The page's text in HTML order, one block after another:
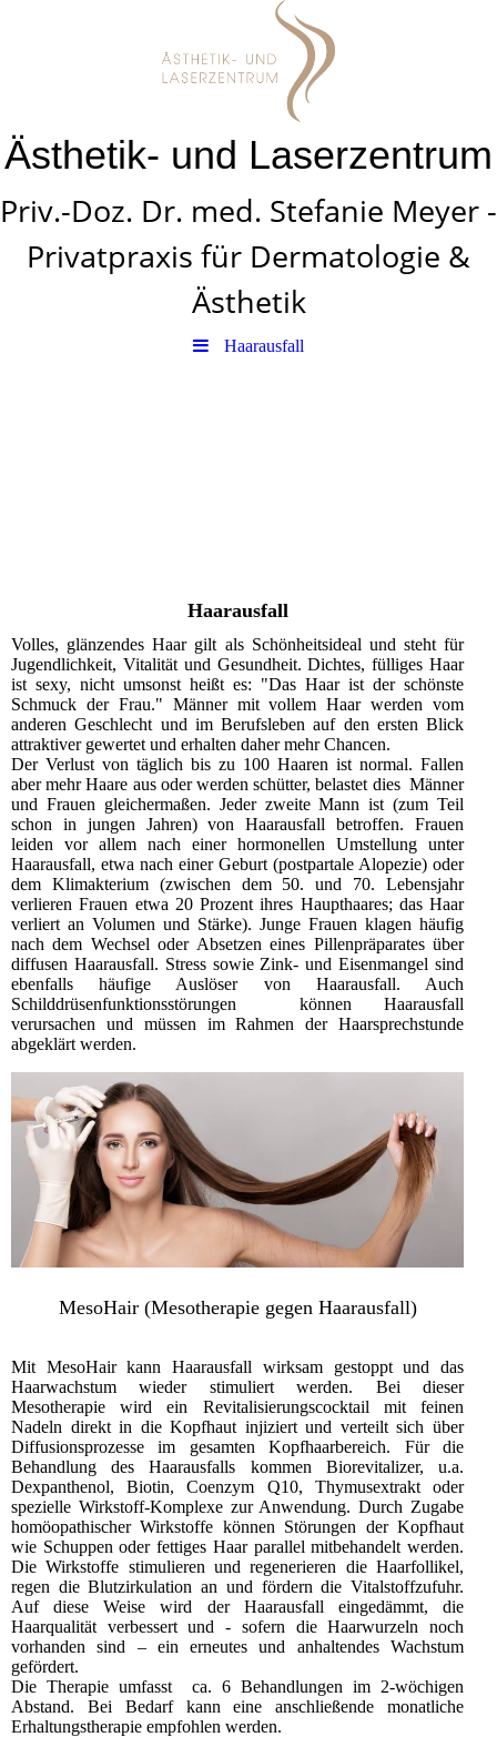
Ästhetik- und Laserzentrum
Priv.-Doz. Dr. med. Stefanie Meyer -
Privatpraxis für Dermatologie &
Ästhetik
Haarausfall
Haarausfall
Volles, glänzendes Haar gilt als Schönheitsideal und steht für
Jugendlichkeit, Vitalität und Gesundheit. Dichtes, fülliges Haar
ist sexy, nicht umsonst heißt es: "Das Haar ist der schönste
Schmuck der Frau." Männer mit vollem Haar werden vom
anderen Geschlecht und im Berufsleben auf den ersten Blick
attraktiver gewertet und erhalten daher mehr Chancen.
Der Verlust von täglich bis zu 100 Haaren ist normal. Fallen
aber mehr Haare aus oder werden schütter, belastet dies Männer
und Frauen gleichermaßen. Jeder zweite Mann ist (zum Teil
schon in jungen Jahren) von Haarausfall betroffen. Frauen
leiden vor allem nach einer hormonellen Umstellung unter
Haarausfall, etwa nach einer Geburt (postpartale Alopezie) oder
dem Klimakterium (zwischen dem 50. und 70. Lebensjahr
verlieren Frauen etwa 20 Prozent ihres Haupthaares; das Haar
verliert an Volumen und Stärke). Junge Frauen klagen häufig
nach dem Wechsel oder Absetzen eines Pillenpräparates über
diffusen Haarausfall. Stress sowie Zink- und Eisenmangel sind
ebenfalls häufige Auslöser von Haarausfall. Auch
Schilddrüsenfunktionsstörungen können Haarausfall
verursachen und müssen im Rahmen der Haarsprechstunde
abgeklärt werden.
MesoHair (Mesotherapie gegen Haarausfall)
Mit MesoHair kann Haarausfall wirksam gestoppt und das
Haarwachstum wieder stimuliert werden. Bei dieser
Mesotherapie wird ein Revitalisierungscocktail mit feinen
Nadeln direkt in die Kopfhaut injiziert und verteilt sich über
Diffusionsprozesse im gesamten Kopfhaarbereich. Für die
Behandlung des Haarausfalls kommen Biorevitalizer, u.a.
Dexpanthenol, Biotin, Coenzym Q10, Thymusextrakt oder
spezielle Wirkstoff-Komplexe zur Anwendung. Durch Zugabe
homöopathischer Wirkstoffe können Störungen der Kopfhaut
wie Schuppen oder fettiges Haar parallel mitbehandelt werden.
Die Wirkstoffe stimulieren und regenerieren die Haarfollikel,
regen die Blutzirkulation an und fördern die Vitalstoffzufuhr.
Auf diese Weise wird der Haarausfall eingedämmt, die
Haarqualität verbessert und - sofern die Haarwurzeln noch
vorhanden sind – ein erneutes und anhaltendes Wachstum
gefördert.
Die Therapie umfasst ca. 6 Behandlungen im 2-wöchigen
Abstand. Bei Bedarf kann eine anschließende monatliche
Erhaltungstherapie empfohlen werden.